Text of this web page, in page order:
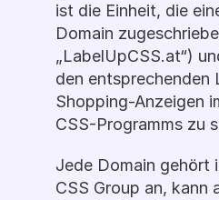
ist die Einheit, die
Domain
„LabelUpCSS.at“)
den entsprechenden
Shopping-Anzeigen
CSS-Programms zu
Jede Domain gehört
CSS Group an, kann